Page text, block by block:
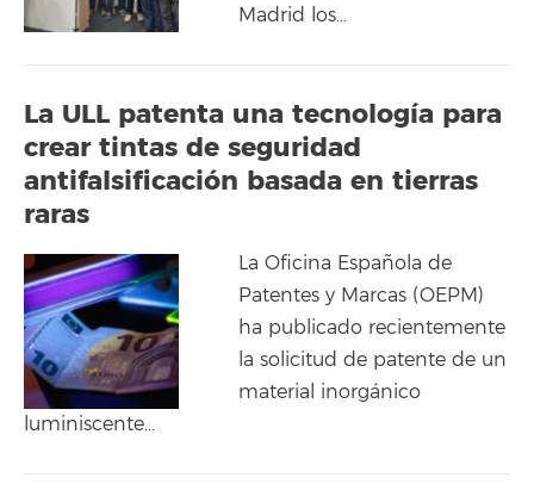
Madrid los…
La ULL patenta una tecnología para
crear tintas de seguridad
antifalsificación basada en tierras
raras
La Oficina Española de
Patentes y Marcas (OEPM)
ha publicado recientemente
la solicitud de patente de un
material inorgánico
luminiscente…